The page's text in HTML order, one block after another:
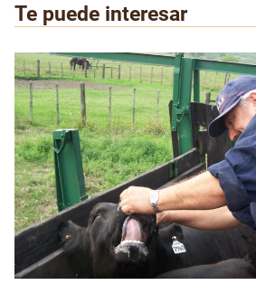
Te puede interesar